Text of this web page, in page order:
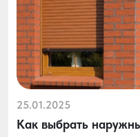
25.01.2025
Как выбрать